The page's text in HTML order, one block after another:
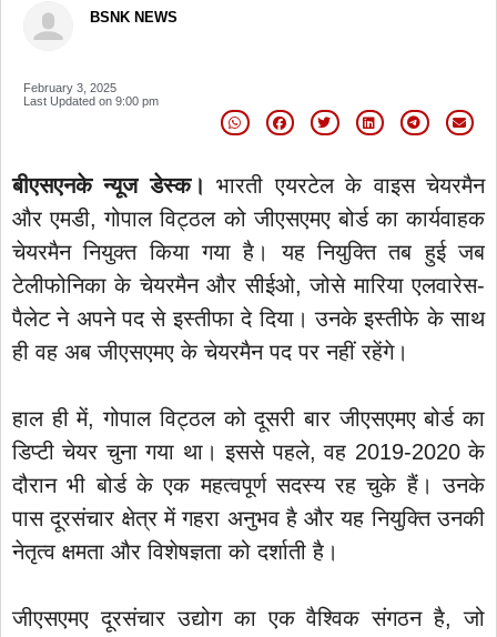
BSNK NEWS
February 3, 2025
Last Updated on 9:00 pm
बीएसएनके न्यूज डेस्क। भारती एयरटेल के वाइस चेयरमैन
और एमडी, गोपाल विट्ठल को जीएसएमए बोर्ड का कार्यवाहक
चेयरमैन नियुक्त किया गया है। यह नियुक्ति तब हुई जब
टेलीफोनिका के चेयरमैन और सीईओ, जोसे मारिया एलवारेस-
पैलेट ने अपने पद से इस्तीफा दे दिया। उनके इस्तीफे के साथ
ही वह अब जीएसएमए के चेयरमैन पद पर नहीं रहेंगे।
हाल ही में, गोपाल विट्ठल को दूसरी बार जीएसएमए बोर्ड का
डिप्टी चेयर चुना गया था। इससे पहले, वह 2019-2020 के
दौरान भी बोर्ड के एक महत्वपूर्ण सदस्य रह चुके हैं। उनके
पास दूरसंचार क्षेत्र में गहरा अनुभव है और यह नियुक्ति उनकी
नेतृत्व क्षमता और विशेषज्ञता को दर्शाती है।
जीएसएमए दूरसंचार उद्योग का एक वैश्विक संगठन है, जो